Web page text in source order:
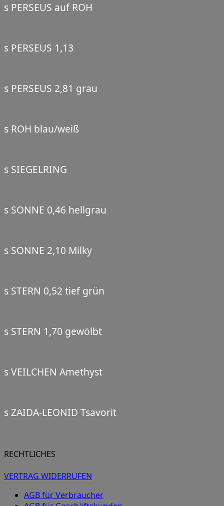
s PERSEUS auf ROH
s PERSEUS 1,13
s PERSEUS 2,81 grau
s ROH blau/weiß
s SIEGELRING
s SONNE 0,46 hellgrau
s SONNE 2,10 Milky
s STERN 0,52 tief grün
s STERN 1,70 gewölbt
s VEILCHEN Amethyst
s ZAIDA-LEONID Tsavorit
RECHTLICHES
VERTRAG WIDERRUFEN
AGB für Verbraucher